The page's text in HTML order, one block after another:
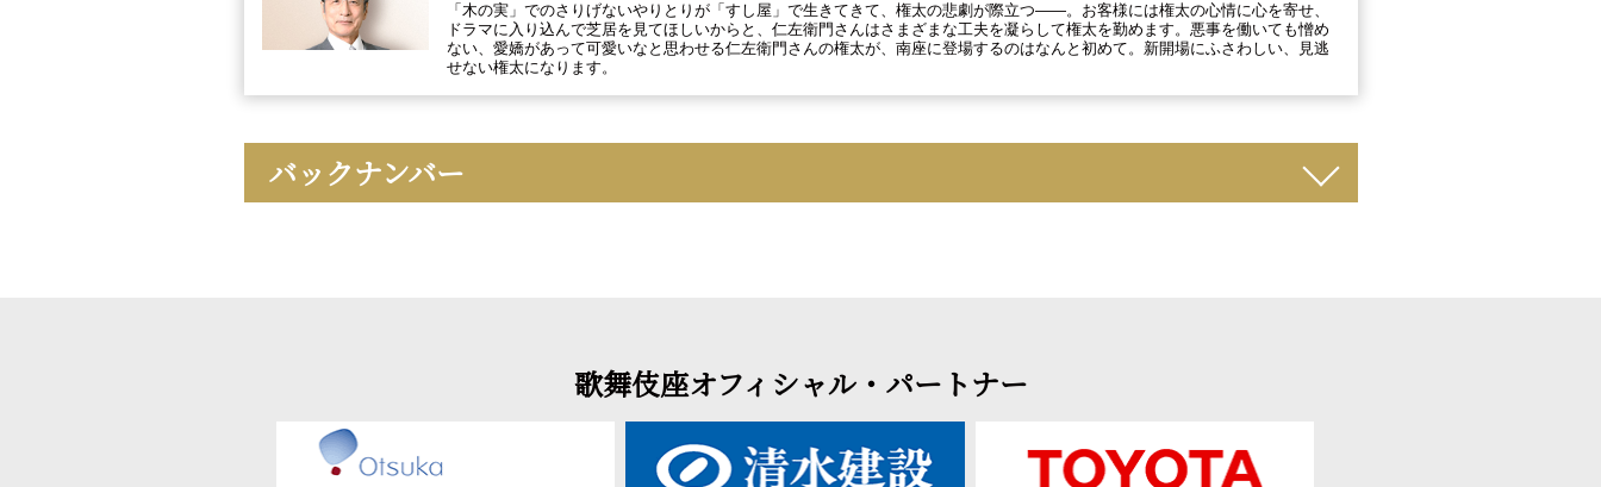
「木の実」でのさりげないやりとりが「すし屋」で生きてきて、権太の悲劇が際立つ――。お客様には権太の心情に心を寄せ、
ドラマに入り込んで芝居を見てほしいからと、仁左衛門さんはさまざまな工夫を凝らして権太を勤めます。悪事を働いても憎め
ない、愛嬌があって可愛いなと思わせる仁左衛門さんの権太が、南座に登場するのはなんと初めて。新開場にふさわしい、見逃
せない権太になります。
バックナンバー
歌舞伎座オフィシャル・パートナー